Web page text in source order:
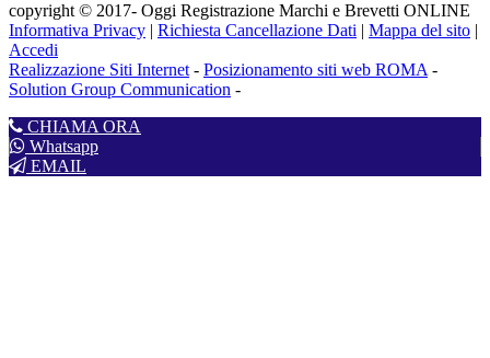
copyright © 2017- Oggi Registrazione Marchi e Brevetti ONLINE
Informativa Privacy | Richiesta Cancellazione Dati | Mappa del sito |
Accedi
Realizzazione Siti Internet - Posizionamento siti web ROMA -
Solution Group Communication -
CHIAMA ORA
Whatsapp
EMAIL